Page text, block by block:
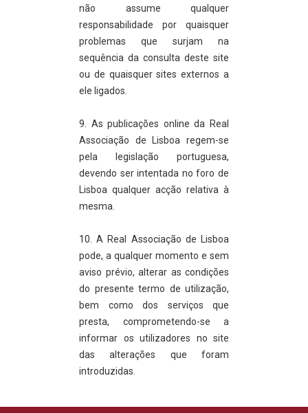
não assume qualquer
responsabilidade por quaisquer
problemas que surjam na
sequência da consulta deste site
ou de quaisquer sites externos a
ele ligados.
9. As publicações online da Real
Associação de Lisboa regem-se
pela legislação portuguesa,
devendo ser intentada no foro de
Lisboa qualquer acção relativa à
mesma.
10. A Real Associação de Lisboa
pode, a qualquer momento e sem
aviso prévio, alterar as condições
do presente termo de utilização,
bem como dos serviços que
presta, comprometendo-se a
informar os utilizadores no site
das alterações que foram
introduzidas.